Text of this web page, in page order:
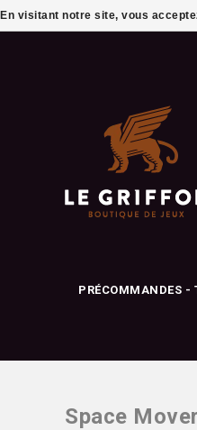
PRÉCOMMANDES -
Space
En visitant notre site, vous